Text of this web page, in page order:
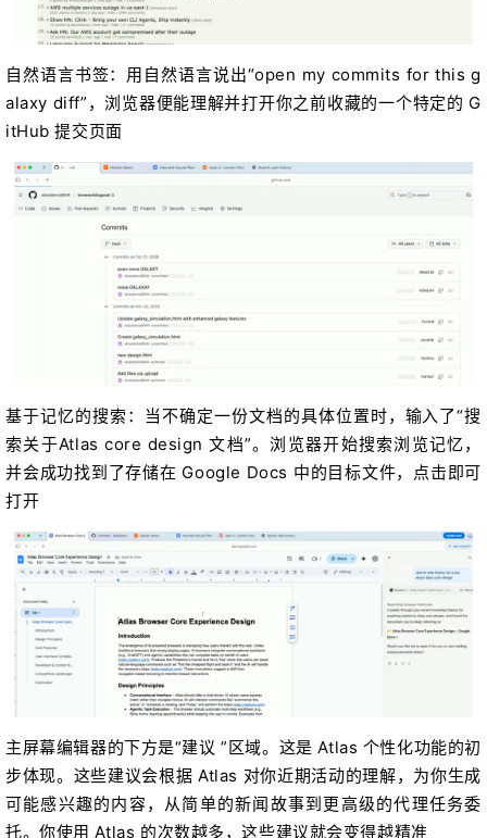
自然语言书签：用自然语言说出“open my commits for this g
alaxy diff”，浏览器便能理解并打开你之前收藏的一个特定的 G
itHub 提交页面
基于记忆的搜索：当不确定一份文档的具体位置时，输入了“搜
索关于Atlas core design 文档”。浏览器开始搜索浏览记忆，
并会成功找到了存储在 Google Docs 中的目标文件，点击即可
打开
主屏幕编辑器的下方是“建议 ”区域。这是 Atlas 个性化功能的初
步体现。这些建议会根据 Atlas 对你近期活动的理解，为你生成
可能感兴趣的内容，从简单的新闻故事到更高级的代理任务委
托。你使用 Atlas 的次数越多，这些建议就会变得越精准